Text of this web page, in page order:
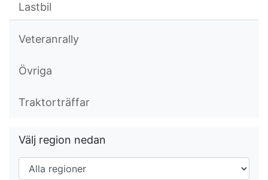
Lastbil
Veteranrally
Övriga
Traktorträffar
Välj region nedan